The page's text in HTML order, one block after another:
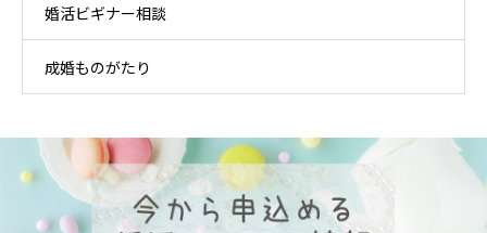
婚活ビギナー相談
成婚ものがたり